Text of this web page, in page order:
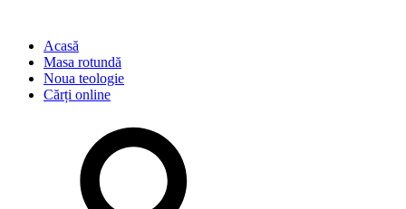
Acasă
Masa rotundă
Noua teologie
Cărți online